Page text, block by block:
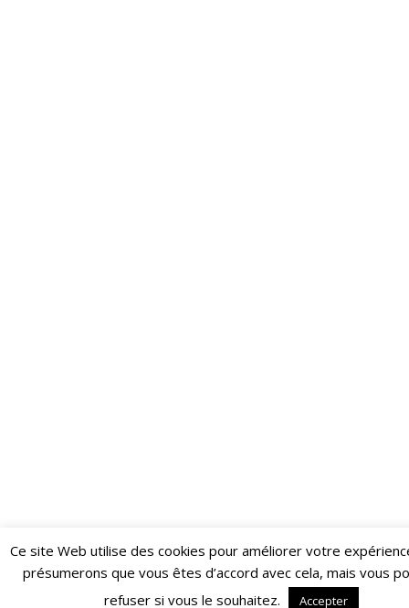
Restez informé·e des dernières actualités du Poing !
ABONNEZ-VOUS À LA NEWSLETTER
Ce site Web utilise des cookies pour améliorer votre
présumerons que vous êtes d’accord avec cela, mais vous
refuser si vous le souhaitez.
Accepter